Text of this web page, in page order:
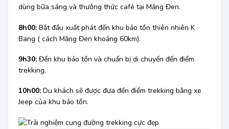
dùng bữa sáng và thưởng thức café tại Măng Đen.
8h00:Bắt đầu xuất phát đến khu bảo tồn thiên nhiên K
Bang ( cách Măng Đen khoảng 60km).
9h30: Đến khu bảo tồn và chuẩn bị di chuyến đến điểm
trekking.
10h00:Du khách sẽ được đưa đến điểm trekking bằng xe
Jeep của khu bảo tồn.